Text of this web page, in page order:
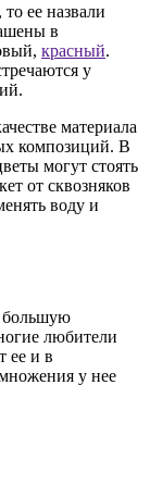
ее назвали
в
красный.
у
материала
композиций. В
могут стоять
от сквозняков
воду и
большую
любители
ее и в
у нее